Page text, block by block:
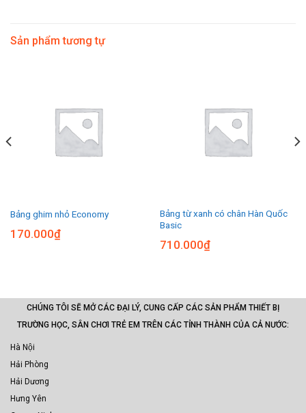
Sản phẩm tương tự
Bảng ghim nhỏ Economy
170.000₫
Bảng từ xanh có chân Hàn Quốc
Basic
710.000₫
CHÚNG TÔI SẼ MỞ CÁC ĐẠI LÝ, CUNG CẤP CÁC SẢN PHẨM THIẾT BỊ
TRƯỜNG HỌC, SÂN CHƠI TRẺ EM TRÊN CÁC TỈNH THÀNH CỦA CẢ NƯỚC:
Hà Nội
Hải Phòng
Hải Dương
Hưng Yên